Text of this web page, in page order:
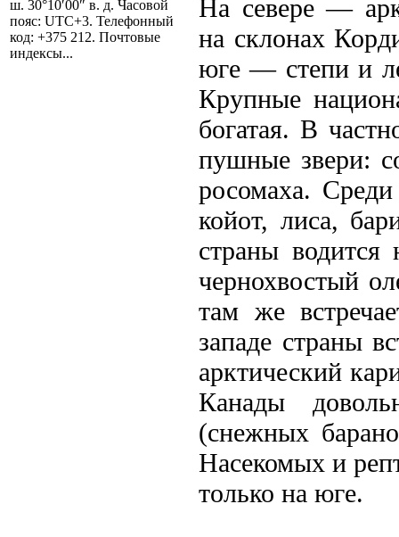
ш. 30°10′00″ в. д. Часовой
пояс: UTC+3. Телефонный
код: +375 212. Почтовые
индексы...
На севере —
на склонах
юге — степи и
Крупные
богатая. В
пушные звери:
росомаха.
койот, лиса,
страны водится
чернохвостый
там же
западе страны
арктический
Канады
(снежных
Насекомых и
только на юге.